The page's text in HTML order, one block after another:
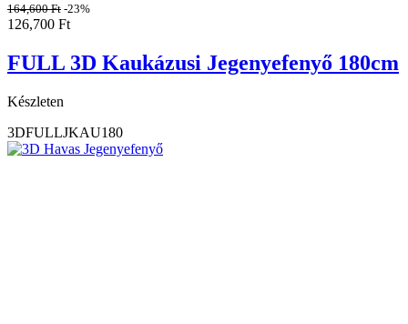
164,600Ft -23%
126,700 Ft
FULL 3D Kaukázusi Jegenyefenyő 180cm
Készleten
3DFULLJKAU180